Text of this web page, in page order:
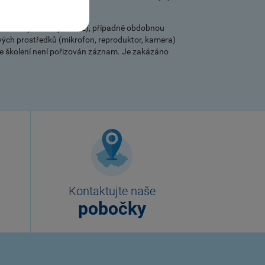
s předstihem.
webový odkaz), případně obdobnou
prostředků (mikrofon, reproduktor, kamera)
školení není pořizován záznam. Je zakázáno
Kontaktujte naše
pobočky